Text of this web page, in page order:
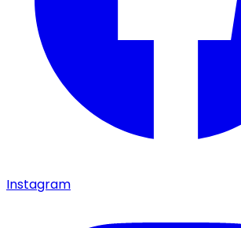
Instagram